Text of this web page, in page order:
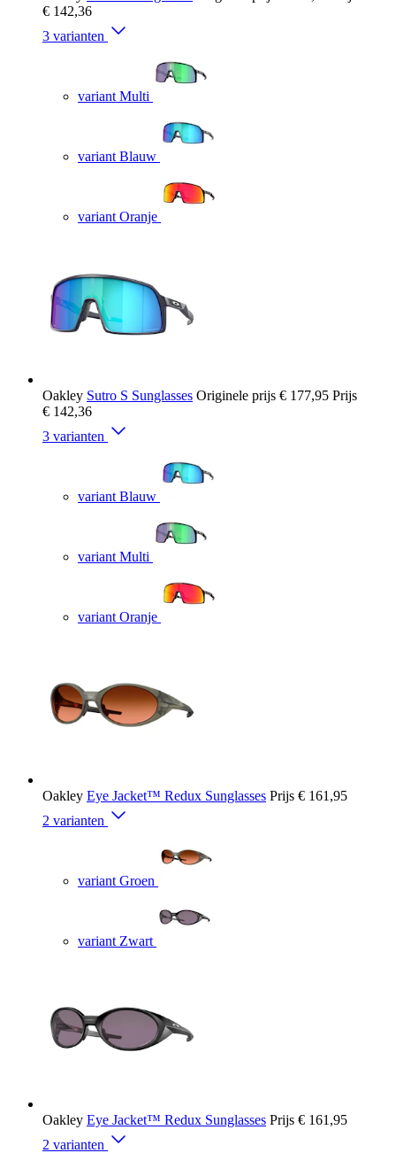
€ 142,36
3 varianten
variant Multi
variant Blauw
variant Oranje
Oakley Sutro S Sunglasses Originele prijs € 177,95 Prijs
€ 142,36
3 varianten
variant Blauw
variant Multi
variant Oranje
Oakley Eye Jacket™ Redux Sunglasses Prijs € 161,95
2 varianten
variant Groen
variant Zwart
Oakley Eye Jacket™ Redux Sunglasses Prijs € 161,95
2 varianten